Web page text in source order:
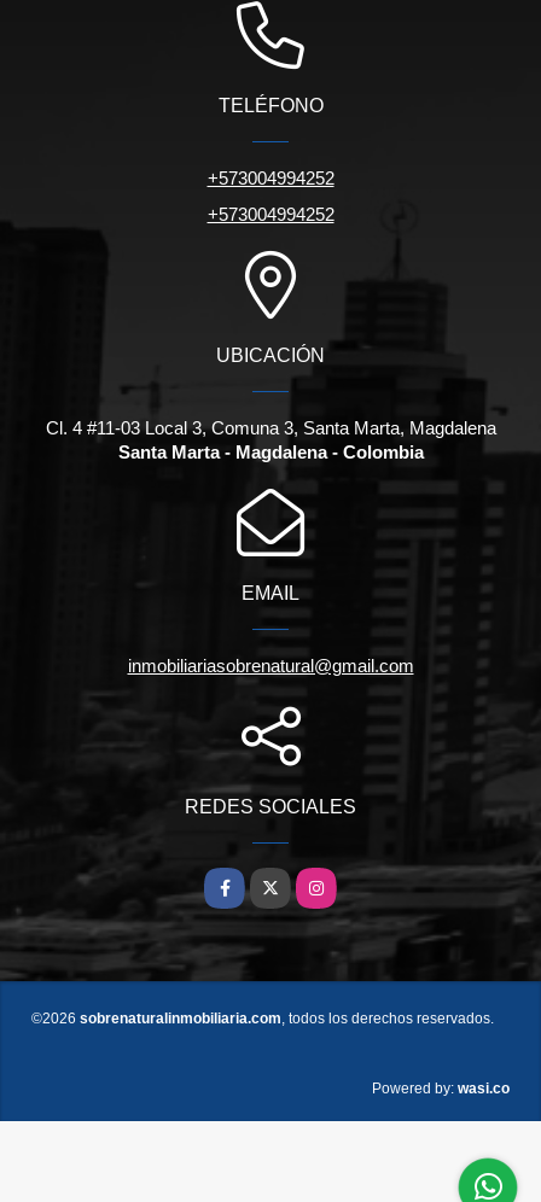
TELÉFONO
+573004994252
+573004994252
UBICACIÓN
Cl. 4 #11-03 Local 3, Comuna 3, Santa Marta, Magdalena
Santa Marta - Magdalena - Colombia
EMAIL
inmobiliariasobrenatural@gmail.com
REDES SOCIALES
Facebook
X Instagram
©2026 sobrenaturalinmobiliaria.com, todos los derechos reservados.
Powered by: wasi.co